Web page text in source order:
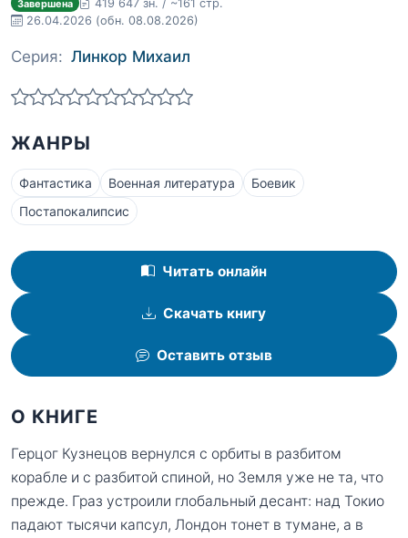
Завершена
419 647 зн. / ~161 стр.
26.04.2026 (обн. 08.08.2026)
Серия: Линкор Михаил
ЖАНРЫ
Фантастика Военная литература
Боевик
Постапокалипсис
Читать онлайн
Скачать книгу
Оставить отзыв
О КНИГЕ
Герцог Кузнецов вернулся с орбиты в разбитом
корабле и с разбитой спиной, но Земля уже не та, что
прежде. Граз устроили глобальный десант: над Токио
падают тысячи капсул, Лондон тонет в тумане, а в